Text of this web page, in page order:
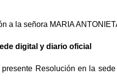
a la señora MARIA
digital y diario oficial
Resolución en la